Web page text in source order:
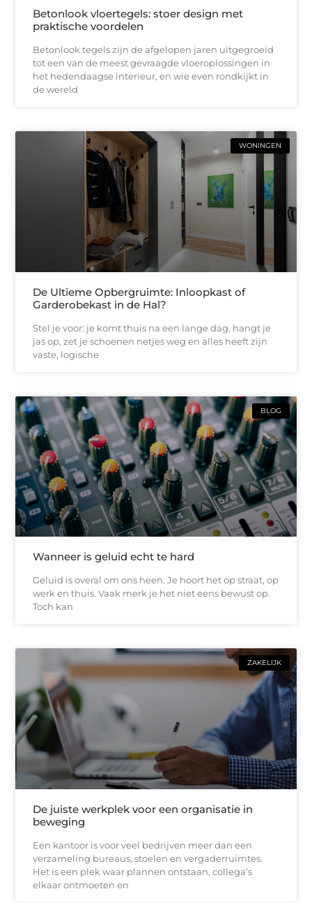
Betonlook vloertegels: stoer design met
praktische voordelen
Betonlook tegels zijn de afgelopen jaren uitgegroeid
tot een van de meest gevraagde vloeroplossingen in
het hedendaagse interieur, en wie even rondkijkt in
de wereld
WONINGEN
De Ultieme Opbergruimte: Inloopkast of
Garderobekast in de Hal?
Stel je voor: je komt thuis na een lange dag, hangt je
jas op, zet je schoenen netjes weg en alles heeft zijn
vaste, logische
BLOG
Wanneer is geluid echt te hard
Geluid is overal om ons heen. Je hoort het op straat, op
werk en thuis. Vaak merk je het niet eens bewust op.
Toch kan
ZAKELIJK
De juiste werkplek voor een organisatie in
beweging
Een kantoor is voor veel bedrijven meer dan een
verzameling bureaus, stoelen en vergaderruimtes.
Het is een plek waar plannen ontstaan, collega’s
elkaar ontmoeten en